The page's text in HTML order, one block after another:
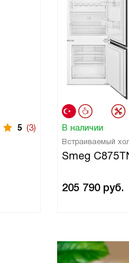
5 (3) В наличии
Встраиваемый
Smeg
205 790 руб.